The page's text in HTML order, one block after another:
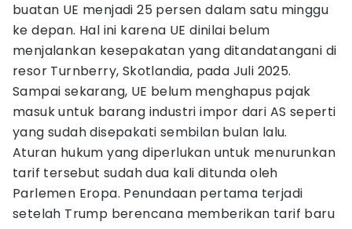
buatan UE menjadi 25 persen dalam satu minggu
ke depan. Hal ini karena UE dinilai belum
menjalankan kesepakatan yang ditandatangani di
resor Turnberry, Skotlandia, pada Juli 2025.
Sampai sekarang, UE belum menghapus pajak
masuk untuk barang industri impor dari AS seperti
yang sudah disepakati sembilan bulan lalu.
Aturan hukum yang diperlukan untuk menurunkan
tarif tersebut sudah dua kali ditunda oleh
Parlemen Eropa. Penundaan pertama terjadi
setelah Trump berencana memberikan tarif baru